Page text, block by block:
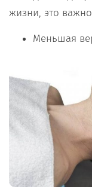
жизни, это
Меньшая